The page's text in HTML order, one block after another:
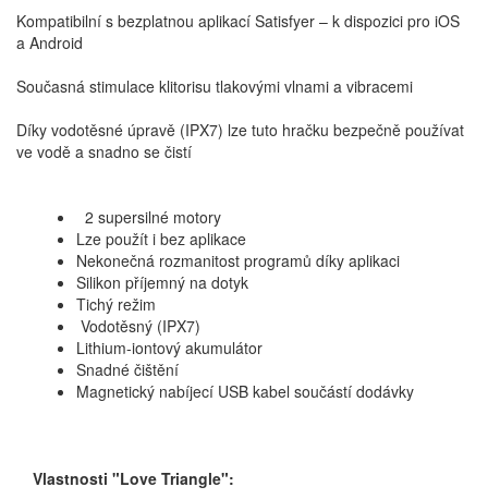
Kompatibilní s bezplatnou aplikací Satisfyer – k dispozici pro iOS
a Android
Současná stimulace klitorisu tlakovými vlnami a vibracemi
Díky vodotěsné úpravě (IPX7) lze tuto hračku bezpečně používat
ve vodě a snadno se čistí
2 supersilné motory
Lze použít i bez aplikace
Nekonečná rozmanitost programů díky aplikaci
Silikon příjemný na dotyk
Tichý režim
Vodotěsný (IPX7)
Lithium-iontový akumulátor
Snadné čištění
Magnetický nabíjecí USB kabel součástí dodávky
Vlastnosti "Love Triangle":